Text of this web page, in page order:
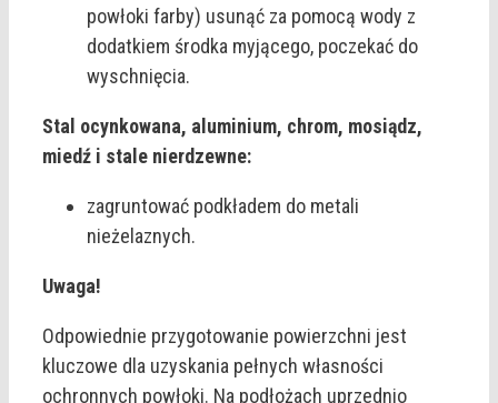
powłoki farby) usunąć za pomocą wody z
dodatkiem środka myjącego, poczekać do
wyschnięcia.
Stal ocynkowana, aluminium, chrom, mosiądz,
miedź i stale nierdzewne:
zagruntować podkładem do metali
nieżelaznych.
Uwaga!
Odpowiednie przygotowanie powierzchni jest
kluczowe dla uzyskania pełnych własności
ochronnych powłoki. Na podłożach uprzednio